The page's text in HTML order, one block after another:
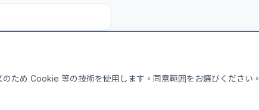
ため Cookie 等の技術を使用します。同意範囲をお選びください。
このインサイトを貴社に活用しませんか？